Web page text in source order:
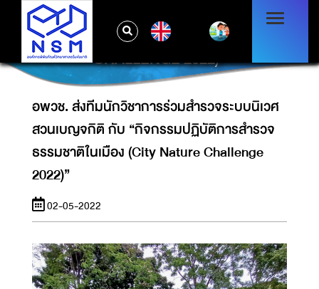
อพวช. ส่งทีมนักวิชาการร่วมสำรวจระบบนิเวศ
สวนเบญจกิติ กับ “กิจกรรมปฏิบัติการสำรวจ
ธรรมชาติในเมือง (CITY NATURE
CHALLENGE 2022)”
อพวช. ส่งทีมนักวิชาการร่วมสำรวจระบบนิเวศ
สวนเบญจกิติ กับ “กิจกรรมปฏิบัติการสำรวจ
ธรรมชาติในเมือง (City Nature Challenge
2022)”
02-05-2022